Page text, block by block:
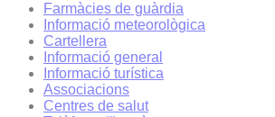
Farmàcies de guàrdia
Informació meteorològica
Cartellera
Informació general
Informació turística
Associacions
Centres de salut